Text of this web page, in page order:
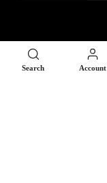
Account
Search